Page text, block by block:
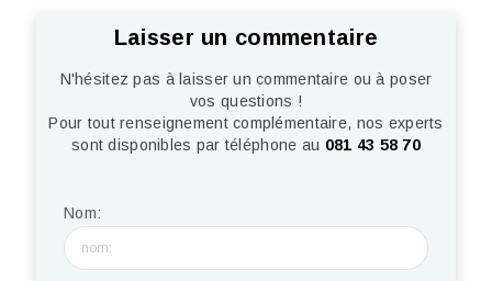
Laisser un commentaire
N'hésitez pas à laisser un commentaire ou à poser
vos questions !
Pour tout renseignement complémentaire, nos experts
sont disponibles par téléphone au 081 43 58 70
Nom: